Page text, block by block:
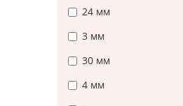
24 мм
3 мм
30 мм
4 мм